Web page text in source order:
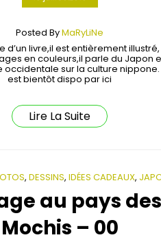
Posted ByMaRyLiNe
d’un livre,il est entièrement illustré,
en couleurs,il parle du Japon
occidentale sur la culture nippone.
est bientôt dispo par ici
Lire La Suite
, DESSINS, IDÉES CADEAUX,
au pays des
Mochis – 00